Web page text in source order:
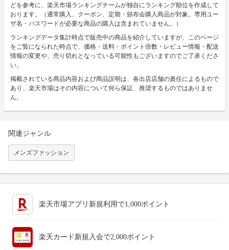
どを参考に、楽天市場ランキングチームが独自にランキング順位を作成して
おります。（通常購入、クーポン、定期・頒布会購入商品が対象。専用ユー
ザ名・パスワードが必要な商品の購入は含まれていません。）
ランキングデータ集計時点で販売中の商品を紹介していますが、このページ
をご覧になられた時点で、価格・送料・ポイント倍数・レビュー情報・配送
情報の変更や、売り切れとなっている可能性もございますのでご了承くださ
い。
掲載されている商品内容および商品説明は、各出店店舗の責任によるもので
あり、楽天市場はその内容について何ら保証、推奨するものではありませ
ん。
関連ジャンル
メンズファッション
楽天市場アプリ新規利用で1,000ポイント
楽天カード新規入会で2,000ポイント